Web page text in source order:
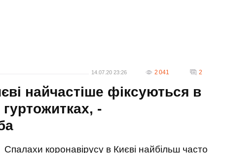
14.07.20 23:26 2 041 2
найчастіше фіксуються в
-
Спалахи коронавірусу в Києві найбільш часто